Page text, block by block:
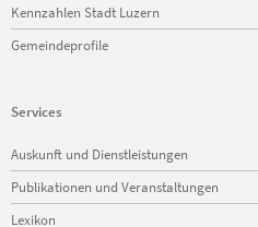
Kennzahlen Stadt Luzern
Gemeindeprofile
Services
Navigation
überspringen
Auskunft und Dienstleistungen
Publikationen und Veranstaltungen
Lexikon